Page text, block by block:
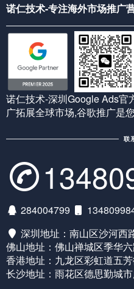
诺仁技术-专注海外市场推广
诺仁技术-深圳Google Ads官
广拓展全球市场,谷歌推广是
联
284004799
深圳地址：南山区沙河西
佛山地址：佛山禅城区季华
香港地址：九龙区彩虹道五
长沙地址：雨花区德思勤城